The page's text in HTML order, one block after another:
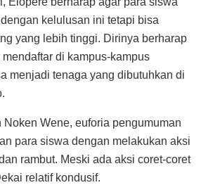
kelulusan ini tetapi bisa
yang lebih tinggi. Dirinya berharap
di kampus-kampus
menjadi tenaga yang dibutuhkan di
Noken Wene, euforia pengumuman
para siswa dengan melakukan aksi
rambut. Meski ada aksi coret-coret
relatif kondusif.